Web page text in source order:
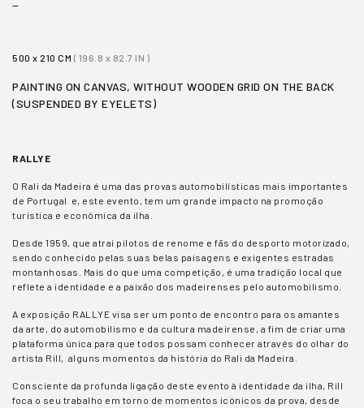
500 x 210 CM ( 196.8 x 82.7 IN )
PAINTING ON CANVAS, WITHOUT WOODEN GRID ON THE BACK
(SUSPENDED BY EYELETS)
RALLYE
O Rali da Madeira é uma das provas automobilísticas mais importantes
de Portugal e, este evento, tem um grande impacto na promoção
turística e económica da ilha.
Desde 1959, que atrai pilotos de renome e fãs do desporto motorizado,
sendo conhecido pelas suas belas paisagens e exigentes estradas
montanhosas. Mais do que uma competição, é uma tradição local que
reflete a identidade e a paixão dos madeirenses pelo automobilismo.
A exposição RALLYE visa ser um ponto de encontro para os amantes
da arte, do automobilismo e da cultura madeirense, a fim de criar uma
plataforma única para que todos possam conhecer através do olhar do
artista Rill, alguns momentos da história do Rali da Madeira.
Consciente da profunda ligação deste evento à identidade da ilha, Rill
foca o seu trabalho em torno de momentos icónicos da prova, desde